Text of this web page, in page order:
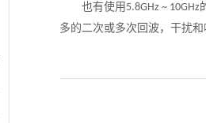
也有使用 5.8GHz ~ 10GHz
多的二次或多次回波，干扰